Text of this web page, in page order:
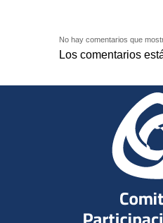
No hay comentarios que
Los comentarios